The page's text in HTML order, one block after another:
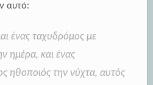
αυτό:
ένας ταχυδρόμος με
ημέρα, και ένας
ηθοποιός την νύχτα, αυτός